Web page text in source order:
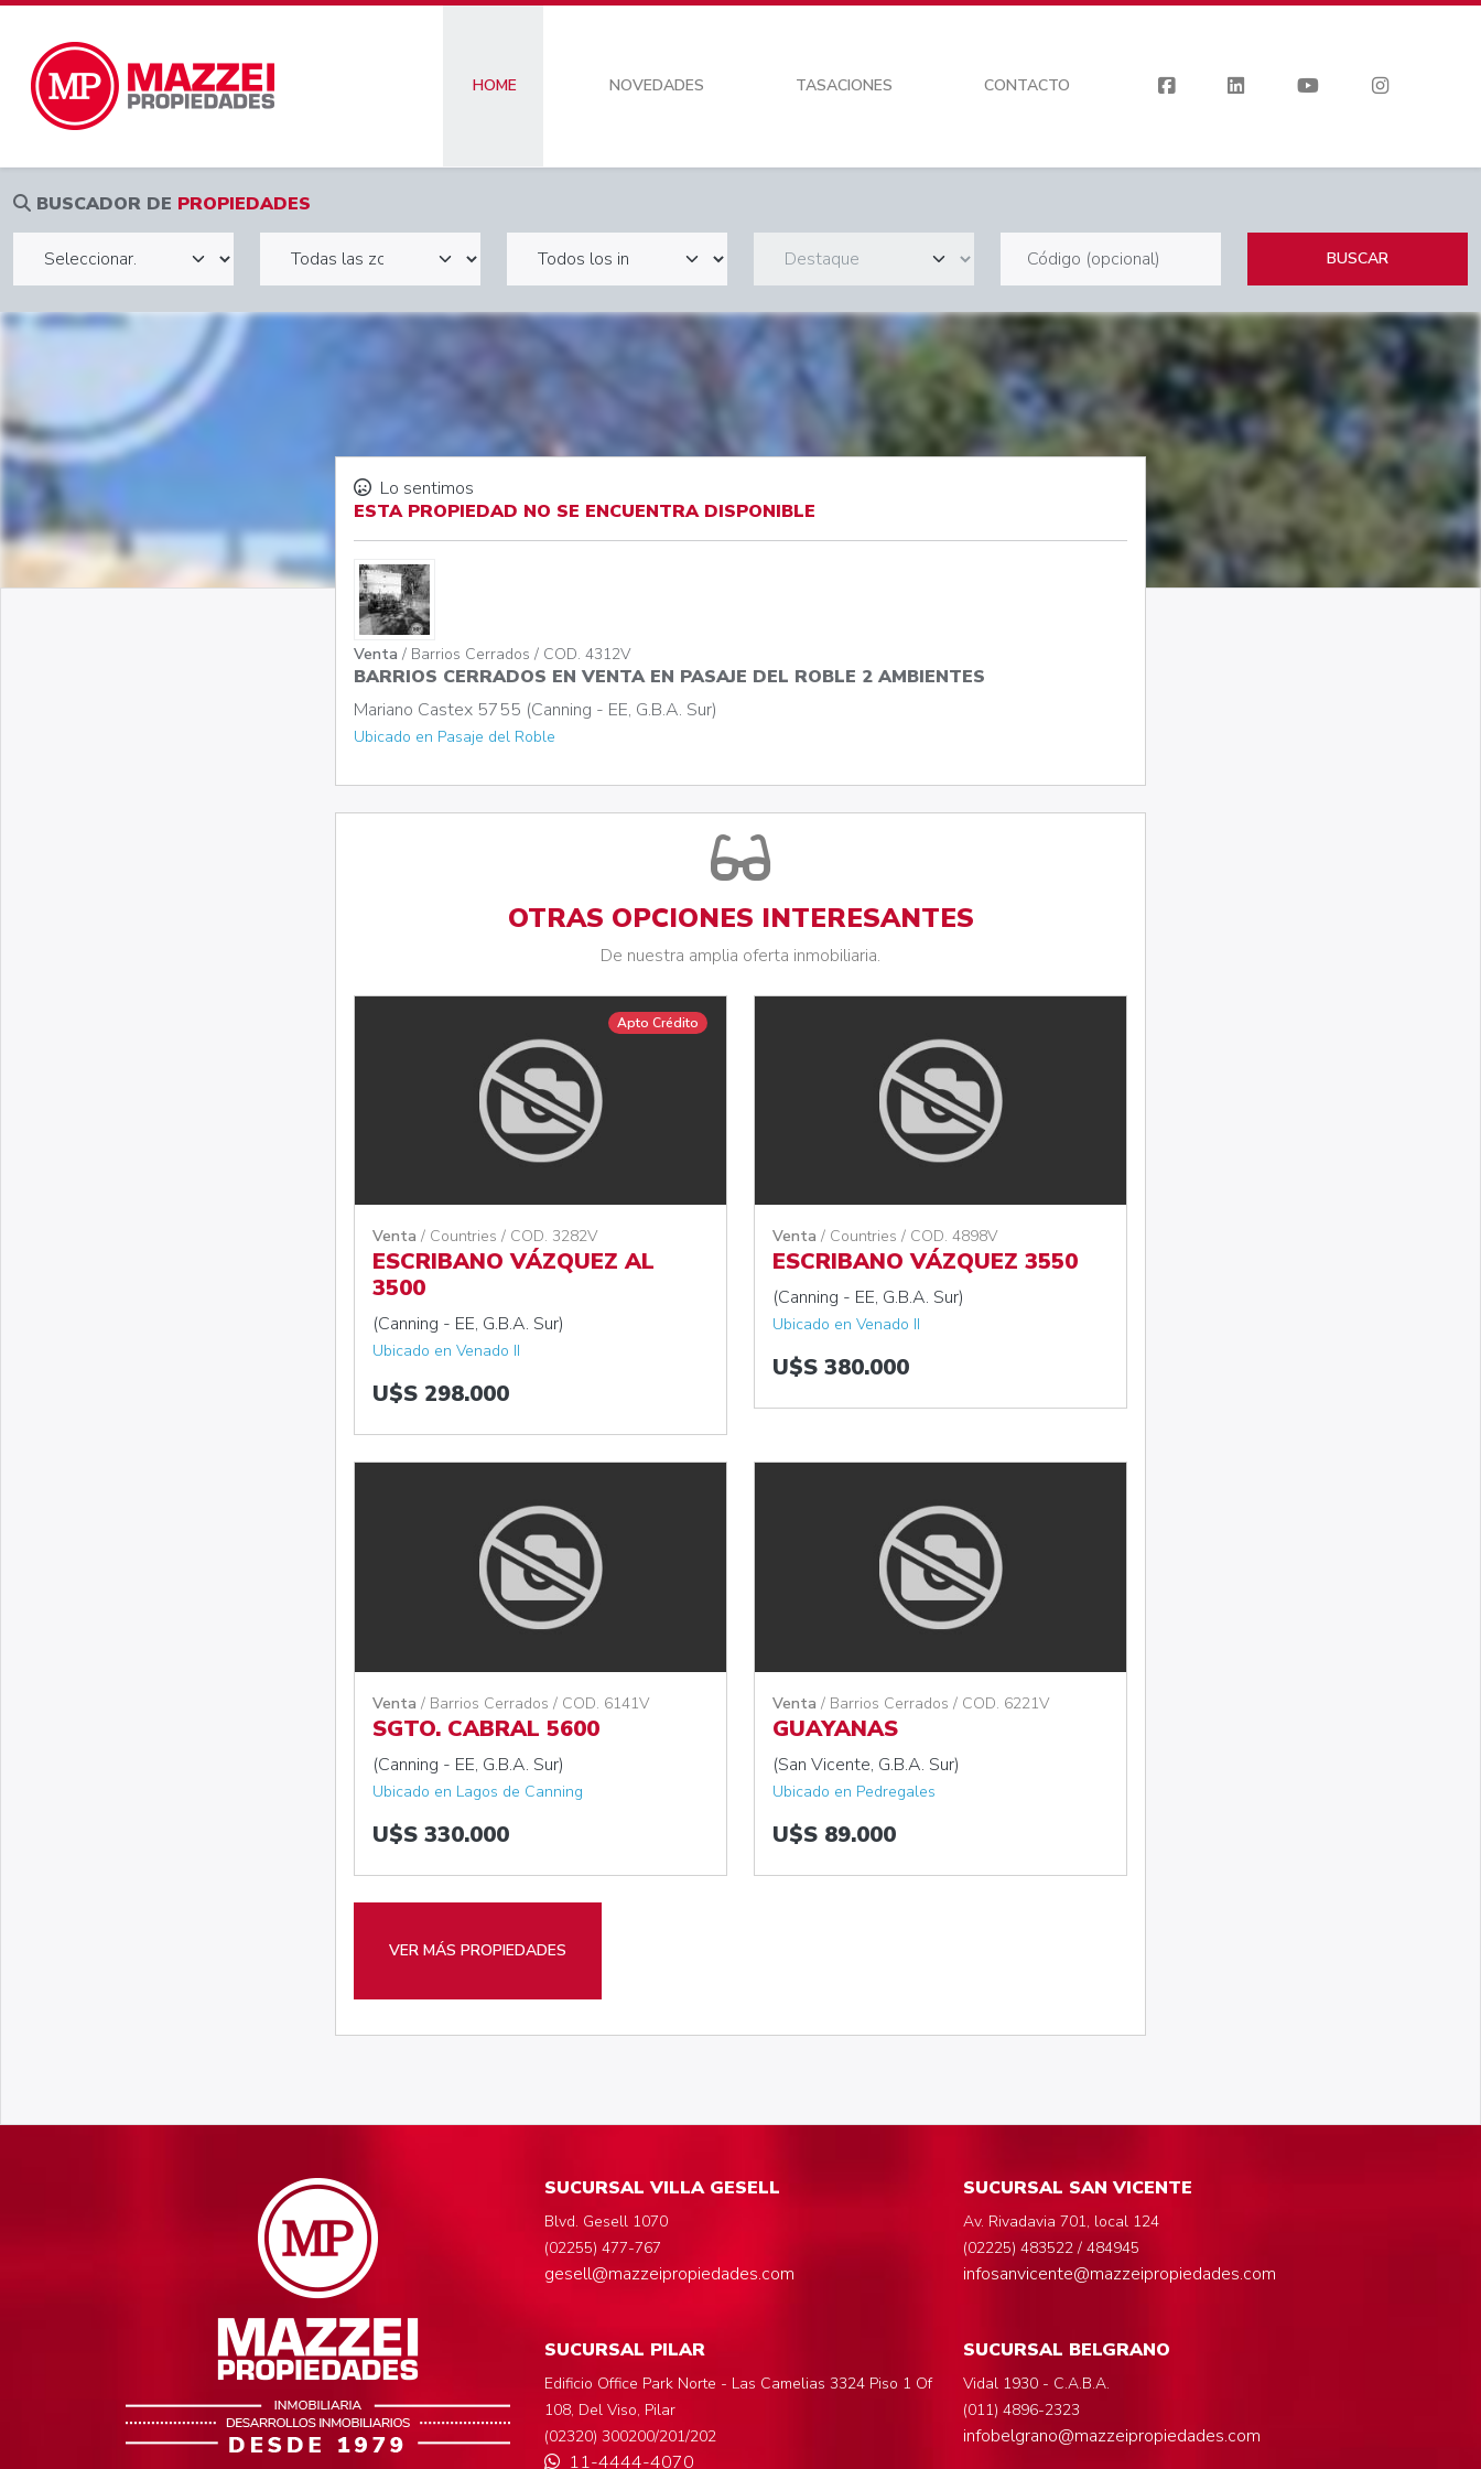
HOME NOVEDADES TASACIONES CONTACTO
BUSCADOR DE PROPIEDADES
BUSCAR
Lo sentimos
ESTA PROPIEDAD NO SE ENCUENTRA DISPONIBLE
Venta / Barrios Cerrados / COD. 4312V
BARRIOS CERRADOS EN VENTA EN PASAJE DEL ROBLE 2 AMBIENTES
Mariano Castex 5755 (Canning - EE, G.B.A. Sur)
Ubicado en Pasaje del Roble
OTRAS OPCIONES INTERESANTES
De nuestra amplia oferta inmobiliaria.
Apto Crédito
Venta / Countries / COD. 3282V
ESCRIBANO VÁZQUEZ AL
3500
(Canning - EE, G.B.A. Sur)
Ubicado en Venado II
U$S 298.000
Venta / Countries / COD. 4898V
ESCRIBANO VÁZQUEZ 3550
(Canning - EE, G.B.A. Sur)
Ubicado en Venado II
U$S 380.000
Venta / Barrios Cerrados / COD. 6141V
SGTO. CABRAL 5600
(Canning - EE, G.B.A. Sur)
Ubicado en Lagos de Canning
U$S 330.000
Venta / Barrios Cerrados / COD. 6221V
GUAYANAS
(San Vicente, G.B.A. Sur)
Ubicado en Pedregales
U$S 89.000
VER MÁS PROPIEDADES
SUCURSAL VILLA GESELL
Blvd. Gesell 1070
(02255) 477-767
gesell@mazzeipropiedades.com
SUCURSAL PILAR
Edificio Office Park Norte - Las Camelias 3324 Piso 1 Of
108, Del Viso, Pilar
(02320) 300200/201/202
11-4444-4070
SUCURSAL SAN VICENTE
Av. Rivadavia 701, local 124
(02225) 483522 / 484945
infosanvicente@mazzeipropiedades.com
SUCURSAL BELGRANO
Vidal 1930 - C.A.B.A.
(011) 4896-2323
infobelgrano@mazzeipropiedades.com